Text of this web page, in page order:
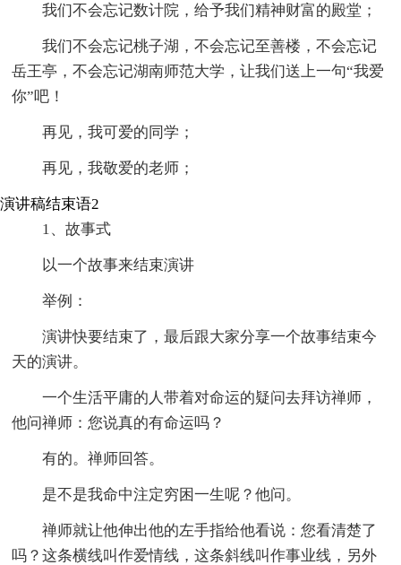
我们不会忘记数计院，给予我们精神财富的殿堂；
我们不会忘记桃子湖，不会忘记至善楼，不会忘记
岳王亭，不会忘记湖南师范大学，让我们送上一句“我爱
你”吧！
再见，我可爱的同学；
再见，我敬爱的老师；
演讲稿结束语2
1、故事式
以一个故事来结束演讲
举例：
演讲快要结束了，最后跟大家分享一个故事结束今
天的演讲。
一个生活平庸的人带着对命运的疑问去拜访禅师，
他问禅师：您说真的有命运吗？
有的。禅师回答。
是不是我命中注定穷困一生呢？他问。
禅师就让他伸出他的左手指给他看说：您看清楚了
吗？这条横线叫作爱情线，这条斜线叫作事业线，另外